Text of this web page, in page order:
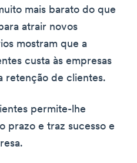
mais barato do que
atrair novos
mostram que a
custa às empresas
retenção de clientes.
permite-lhe
prazo e traz sucesso e